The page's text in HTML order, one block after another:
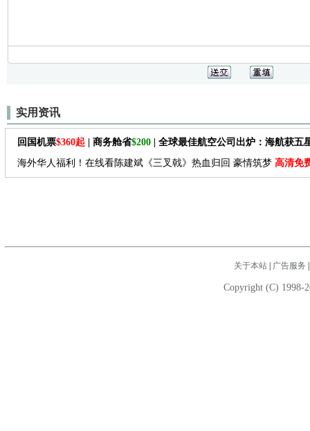
实用资讯
回国机票$360起 | 商务舱省$200 | 全球最佳航空公司出炉：海航获五
海外华人福利！在线看陈建斌《三叉戟》热血归回 豪情筑梦 高清免
关于本站| 广告服务
Copyright (C) 1998-